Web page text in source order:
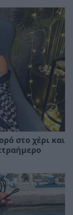
στο χέρι και